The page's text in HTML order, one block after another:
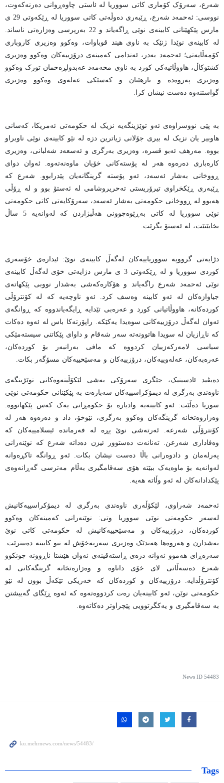
شەرع، سەرۆک کۆماری کاتی سووریا لە ئاستی چاوەڕوانی دەرنەکەوت،
نووسی: ئەحمەد شەرع، ڕێبەری دەوڵەتی کاتی سووریا لە ڕێکەوتی 29 ی
مارس پێکهێنانی کابینەی نوێی ڕاگەیاند و 22 بەرپرسی وەزارەتی ناساند.
لە کابینەی نوێدا ژنێک بە ناوی هیند قوباوات، وەکوو وەزیری کاروباری
کۆمەڵایەتی؛ ئەحمەد بەدر، ئەندامی کەمینەی درۆزییەکان وەکوو وەزیری
کشتوکاڵ، هاووڵاتیەکی کورد بە ناوی محەمەد عەبدولڕەحمان تورک وەکوو
وەزیری پەروەدە و بارهێنان و کەسێکی عەلەوی وەکوو وەزیری
گواستنەوە دەست نیشان کرا.
بە پێی نووسراوەی ئەو توێژینگەیە نزیک لە حکومەتی ئەمریکا، کەسانی
هاوبیر یان نزیک لە بیری جۆلانی زیاترین دزە لە نێو کابینەی نوێی ناوبراو
بووە. مەرهف ئەبو قسرە، وەزیری بەرگری و ئەسعەد شەلبانی، وەزیری
کارەباری دەرەوە هەر لە پۆستەکانی خۆیان ماوەنەتەوە. ئەوان دوای
ڕووخانی بەشار ئەسەد، ئەو پۆستە گرینگانەیان پێدرابوو. شەرع کە
ڕێبەری ڕێکخراوی تیرۆریستی تەحریروشامی لە ئەستۆ بوو و لە ڕۆڵی
هەبوو لە ڕووخانی حکومەتی بەشار ئەسەد، سەرۆکایەتی کاتی حکومەتی
نوێی سووریا لە کاتی بەڕێوەچوونی هەڵبژاردن کە لەوانەیە 5 ساڵ
بخایێنێت، لە ئەستۆ بگرێت.
دژایەتی گرووپە سووریاییەکان لەگەڵ کابینەی نوێ: ئیدارەی خۆسەری
کوردی سووریا و لە ڕێکەوتی 3 ی مارس دژایەتی خۆی لەگەڵ کابینەی
نوێی ئەحمەد شەرع راگەیاند و هۆکارەکەشی بەشدار نووبی پێکهاتەی
جیاوازەکان لە ئەو کابینە وەسف کرد. ئەو ناوچەیە کە لە کۆنترۆڵی
کوردەکانە، هاووڵاتیانی کورد و عەرەبی تێدایە ڕایگەیاندووە کە ڕوانگەی
ئەوان لەگەڵ درۆزییەکانی سوەیدا یەکێکە. راپۆرتەکا باس لە ئەوە دەکات
کە ناڕازیان لە سویدا هاتوونەتە سەر شەقام و داوای پێکاتنی سیستەمێکی
سیاسی لامەرکەزییان کردووە کە مافی بەرانبەر بۆ کوردەکان،
عەرەبەکان، عەلەوییەکان، درۆزییەکان و مەسێحییەکان مسۆگەر بکات.
دەیڤید ئادسینیک، جێگری سەرۆکی بەشی لێکۆڵینەوەکانی توێژینگەی
ناوەندی بەرگری لە دیمۆکراسییەکان سەبارەت بە پێکێنانی حکومەتی نوێی
سوریا دەڵێت: ئەو کابینەیە وادیارە بۆ حکومڕانی یەک کەس پێکهاتووە.
وەزاروەتخانە گرینگەکان وەکوو بەرگری، نێوخۆ، داد و دەرەوە هەر لە
کۆنترۆڵی شەرعە. ئەرتەشی نوێ پڕە لە فەرماندە ئیسلامییەکان کە
وەفاداری شەرعن. تەنانەت دەستوور ئیزن دەداتە شەرع کە نوێنەرانی
پەرلەمان و دادوەرانی باڵا دەست نیشان بکات. ئەو ڕوانگە تاکڕەوانە
لەوانەیە بۆ ماوەیەک ببێتە هۆی سەقامگیری بەڵام مەترسی گەڕانەوەی
پێکدادانەکان لە ئەو وڵاتە هەیە.
ئەحمەد شەراوی، لێکۆڵەری ناوەندی بەرگری لە دیمۆکراسییەکانیش
لەسەر حکومەتی نوێی سووریا وتی: نوێنەرانی کەمینەکان وەکوو
کوردەکان، درۆزییەکان و مەسێحییەکانیش لە حکومەتی کاتی نوێ
بەشدارن و هەروەها هەندێک وەزیری سەربەخۆش لە نیو کابینە دەبینرێت.
سەرەڕای هەموو ئەوانە دزەی ڕاستەقینەی ئەوان هێشتا ناڕوونە چونکوو
شەرع دەسەڵاتی لای خۆی داناوە و وەزارەتخانە گرینگەکانی لە
کۆنترۆڵدایە. درۆزییەکان و کوردەکان کە خەریکی تێکەڵ بوون لە نێو
حکومەتی نوێن، ئەو کابینەیان رەت کردووەتەوە کە ئەوە ڕێگای گەییشتن
بە سەقامگیری و یەکگرتوویی پێچراوتر دەکاتەوە.
News ID 54483
Tags